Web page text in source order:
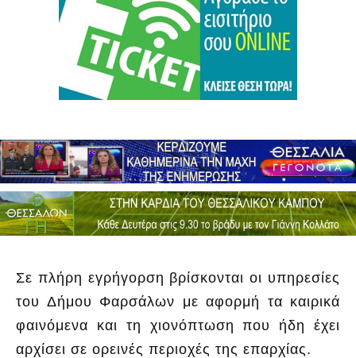
Σε πλήρη εγρήγορση βρίσκονται οι υπηρεσίες
του Δήμου Φαρσάλων με αφορμή τα καιρικά
φαινόμενα και τη χιονόπτωση που ήδη έχει
αρχίσει σε ορεινές περιοχές της επαρχίας.